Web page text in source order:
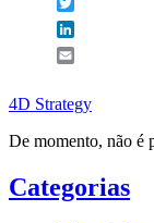
4D Strategy
De momento, não é
Categorias